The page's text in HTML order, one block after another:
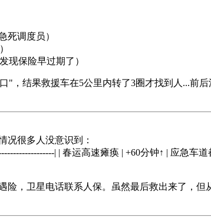
死调度员）
现保险早过期了）
"，结果救援车在5公里内转了3圈才找到人...前后
很多人没意识到：
| | 春运高速瘫痪 | +60分钟↑ | 应急
险，卫星电话联系人保。虽然最后救出来了，